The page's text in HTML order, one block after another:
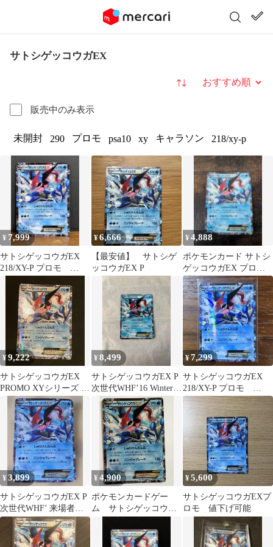
サトシゲッコウガEX
販売中のみ表示
並び替え
未開封 290 プロモ psa10 xy キャラソン 218/xy-p
¥ 7,999
サトシゲッコウガEX
218/XY-P プロモ
¥6,666
【最安値】 サトシゲ
ッコウガEX P
¥4,888
ポケモンカード サトシ
ゲッコウガEX プロモ
218/XY-P ポケカ
¥9,222
サトシゲッコウガEX
PROMO XYシリーズ プ
ロモ 290/XY-P
¥8,499
サトシゲッコウガEX P
次世代WHF’16 Winter
来場者特典 キラ …
¥7,299
サトシゲッコウガEX
218/XY-P プロモ
PROMO
¥3,899
サトシゲッコウガEX P
次世代WHF’ 来場者特
典
¥4,900
ポケモンカードゲー
ム サトシゲッコウガ
¥5,600
サトシゲッコウガEXプ
ロモ 値下げ可能